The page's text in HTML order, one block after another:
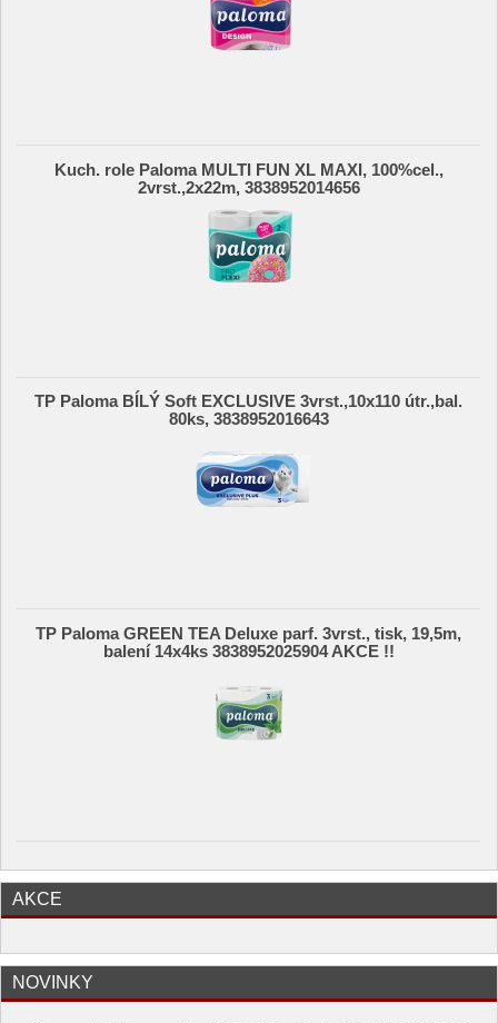
Kuch. role Paloma MULTI FUN XL MAXI, 100%cel.,
2vrst.,2x22m, 3838952014656
TP Paloma BÍLÝ Soft EXCLUSIVE 3vrst.,10x110 útr.,bal.
80ks, 3838952016643
TP Paloma GREEN TEA Deluxe parf. 3vrst., tisk, 19,5m,
balení 14x4ks 3838952025904 AKCE !!
AKCE
NOVINKY